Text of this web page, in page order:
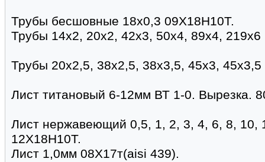
Трубы бесшовные 18х0,3 09Х18Н10Т.
Трубы 14х2, 20х2, 42х3, 50х4, 89х4,
Трубы 20х2,5, 38х2,5, 38х3,5, 45х3, 45х3,5
Лист титановый 6-12мм ВТ 1-0. Вырезка.
Лист нержавеющий 0,5, 1, 2, 3, 4, 6, 8, 10,
12Х18Н10Т.
Лист 1,0мм 08Х17т(aisi 439).